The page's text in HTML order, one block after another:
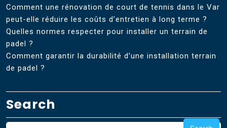
Comment une rénovation de court de tennis dans le Var
peut-elle réduire les coûts d’entretien à long terme ?
Quelles normes respecter pour installer un terrain de
padel ?
Comment garantir la durabilité d’une installation terrain
de padel ?
Search